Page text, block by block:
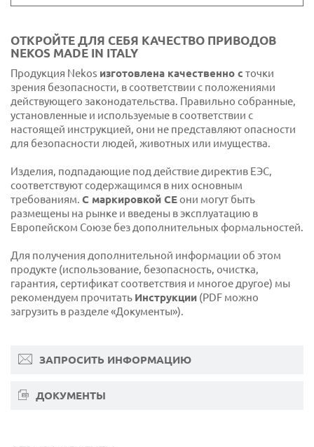
ОТКРОЙТЕ ДЛЯ СЕБЯ КАЧЕСТВО ПРИВОДОВ
NEKOS MADE IN ITALY
Продукция Nekos изготовлена качественно с точки
зрения безопасности, в соответствии с положениями
действующего законодательства. Правильно собранные,
установленные и используемые в соответствии с
настоящей инструкцией, они не представляют опасности
для безопасности людей, животных или имущества.
Изделия, подпадающие под действие директив ЕЭС,
соответствуют содержащимся в них основным
требованиям. С маркировкой CEони могут быть
размещены на рынке и введены в эксплуатацию в
Европейском Союзе без дополнительных формальностей.
Для получения дополнительной информации об этом
продукте (использование, безопасность, очистка,
гарантия, сертификат соответствия и многое другое) мы
рекомендуем прочитать Инструкции (PDF можно
загрузить в разделе «Документы»).
ЗАПРОСИТЬ ИНФОРМАЦИЮ
ДОКУМЕНТЫ